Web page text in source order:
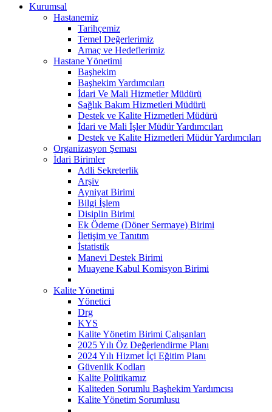
Kurumsal
Hastanemiz
Tarihçemiz
Temel Değerlerimiz
Amaç ve Hedeflerimiz
Hastane Yönetimi
Başhekim
Başhekim Yardımcıları
İdari Ve Mali Hizmetler Müdürü
Sağlık Bakım Hizmetleri Müdürü
Destek ve Kalite Hizmetleri Müdürü
İdari ve Mali İşler Müdür Yardımcıları
Destek ve Kalite Hizmetleri Müdür Yardımcıları
Organizasyon Şeması
İdari Birimler
Adli Sekreterlik
Arşiv
Ayniyat Birimi
Bilgi İşlem
Disiplin Birimi
Ek Ödeme (Döner Sermaye) Birimi
İletişim ve Tanıtım
İstatistik
Manevi Destek Birimi
Muayene Kabul Komisyon Birimi
Kalite Yönetimi
Yönetici
Drg
KYS
Kalite Yönetim Birimi Çalışanları
2025 Yılı Öz Değerlendirme Planı
2024 Yılı Hizmet İçi Eğitim Planı
Güvenlik Kodları
Kalite Politikamız
Kaliteden Sorumlu Başhekim Yardımcısı
Kalite Yönetim Sorumlusu